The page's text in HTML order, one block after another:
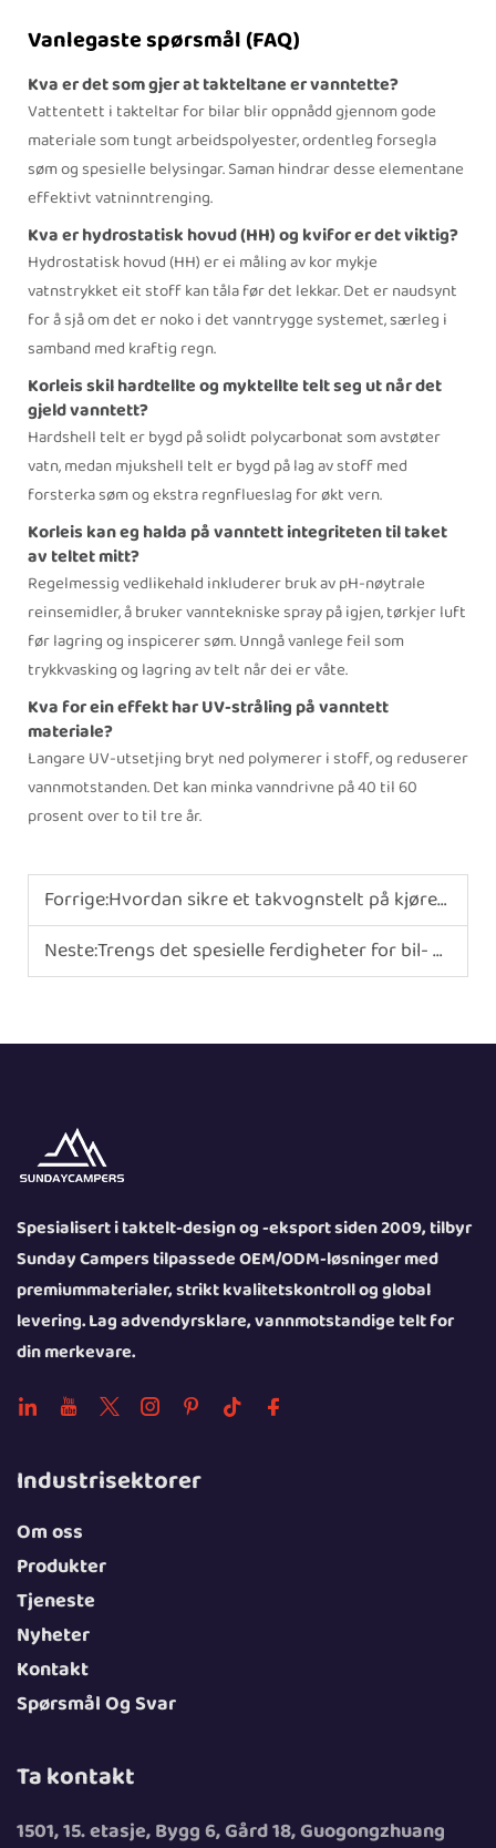
Vanlegaste spørsmål (FAQ)
Kva er det som gjer at takteltane er vanntette?
Vattentett i takteltar for bilar blir oppnådd gjennom gode
materiale som tungt arbeidspolyester, ordentleg forsegla
søm og spesielle belysingar. Saman hindrar desse elementane
effektivt vatninntrenging.
Kva er hydrostatisk hovud (HH) og kvifor er det viktig?
Hydrostatisk hovud (HH) er ei måling av kor mykje
vatnstrykket eit stoff kan tåla før det lekkar. Det er naudsynt
for å sjå om det er noko i det vanntrygge systemet, særleg i
samband med kraftig regn.
Korleis skil hardtellte og myktellte telt seg ut når det
gjeld vanntett?
Hardshell telt er bygd på solidt polycarbonat som avstøter
vatn, medan mjukshell telt er bygd på lag av stoff med
forsterka søm og ekstra regnflueslag for økt vern.
Korleis kan eg halda på vanntett integriteten til taket
av teltet mitt?
Regelmessig vedlikehald inkluderer bruk av pH-nøytrale
reinsemidler, å bruker vanntekniske spray på igjen, tørkjer luft
før lagring og inspicerer søm. Unngå vanlege feil som
trykkvasking og lagring av telt når dei er våte.
Kva for ein effekt har UV-stråling på vanntett
materiale?
Langare UV-utsetjing bryt ned polymerer i stoff, og reduserer
vannmotstanden. Det kan minka vanndrivne på 40 til 60
prosent over to til tre år.
Forrige:Hvordan sikre et takvognstelt på kjøretøyet?
Neste:Trengs det spesielle ferdigheter for bil- og teltcamping?
Spesialisert i taktelt-design og -eksport siden 2009, tilbyr
Sunday Campers tilpassede OEM/ODM-løsninger med
premiummaterialer, strikt kvalitetskontroll og global
levering. Lag advendyrsklare, vannmotstandige telt for
din merkevare.
Industrisektorer
Om oss
Produkter
Tjeneste
Nyheter
Kontakt
Spørsmål Og Svar
Ta kontakt
1501, 15. etasje, Bygg 6, Gård 18, Guogongzhuang